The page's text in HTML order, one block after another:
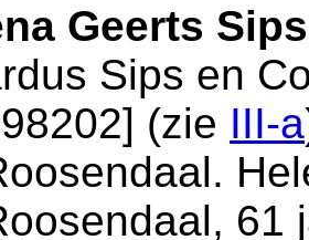
Geerts
Sips en
(zie III-a
.
, 61